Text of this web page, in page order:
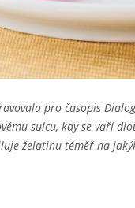
pro časopis
sulcu, kdy se vaří
želatinu téměř na